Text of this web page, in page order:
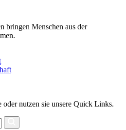
bringen Menschen aus der
oder nutzen sie unsere Quick Links.